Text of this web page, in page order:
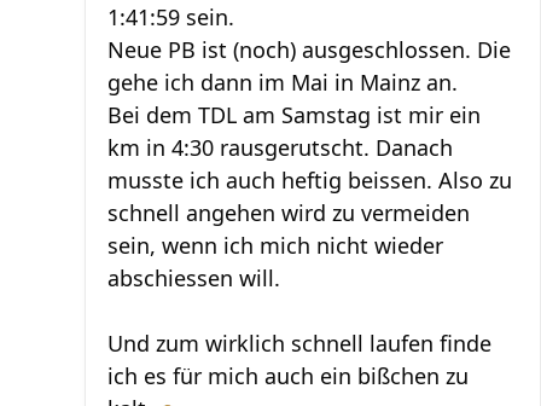
1:41:59 sein.
Neue PB ist (noch) ausgeschlossen. Die
gehe ich dann im Mai in Mainz an.
Bei dem TDL am Samstag ist mir ein
km in 4:30 rausgerutscht. Danach
musste ich auch heftig beissen. Also zu
schnell angehen wird zu vermeiden
sein, wenn ich mich nicht wieder
abschiessen will.
Und zum wirklich schnell laufen finde
ich es für mich auch ein bißchen zu